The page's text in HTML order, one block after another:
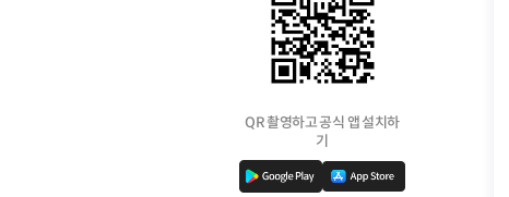
QR 촬영하고 공식 앱 설치하
기